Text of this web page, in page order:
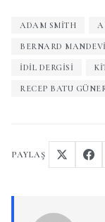
ADAM SMITH
BERNARD
İDIL DERGISI
RECEP BATU
PAYLAŞ